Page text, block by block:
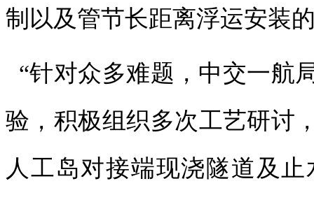
制以及管节长距离浮运安装
“针对众多难题，中交一航
验，积极组织多次工艺研讨
人工岛对接端现浇隧道及